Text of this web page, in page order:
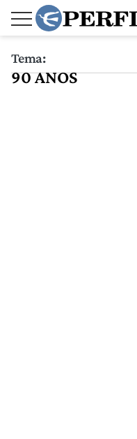
Tema:
90 ANOS